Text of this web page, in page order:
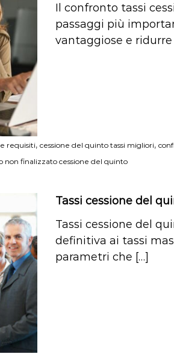
Il confronto tassi
passaggi più
vantaggiose e ridurre
requisiti, cessione del quinto tassi migliori,
non finalizzato cessione del quinto
Tassi cessione del
Tassi cessione del
definitiva ai tassi
parametri che […]